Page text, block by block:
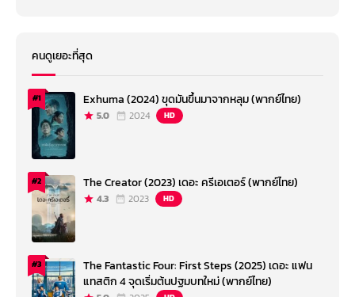
คนดูเยอะที่สุด
#1 Exhuma (2024) ขุดมันขึ้นมาจากหลุม (พากย์ไทย)
5.0 2024 HD
#2 The Creator (2023) เดอะ ครีเอเตอร์ (พากย์ไทย)
4.3 2023 HD
#3
The Fantastic Four: First Steps (2025) เดอะ แฟน
แทสติก 4 จุดเริ่มต้นปฐมบทใหม่ (พากย์ไทย)